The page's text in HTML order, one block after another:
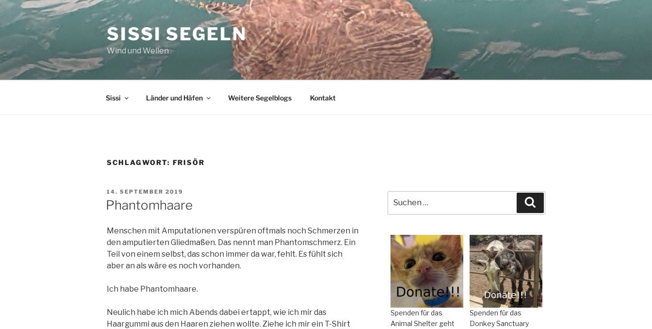
Zum
Inhalt
springen
SISSI SEGELN
Wind und Wellen
Sissi Länder und Häfen Weitere Segelblogs Kontakt
SCHLAGWORT: FRISÖR
VERÖFFENTLICHT
AM
14. SEPTEMBER 2019
Phantomhaare
Menschen mit Amputationen verspüren oftmals noch Schmerzen in
den amputierten Gliedmaßen. Das nennt man Phantomschmerz. Ein
Teil von einem selbst, das schon immer da war, fehlt. Es fühlt sich
aber an als wäre es noch vorhanden.
Ich habe Phantomhaare.
Neulich habe ich mich Abends dabei ertappt, wie ich mir das
Haargummi aus den Haaren ziehen wollte. Ziehe ich mir ein T-Shirt
nach:
Spenden für das
Animal Shelter geht
Spenden für das
Donkey Sanctuary